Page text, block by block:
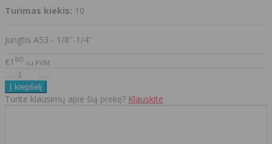
Turimas kiekis: 10
Jungtis A53 - 1/8''-1/4''
€1 80 su PVM
Turite klausimų apie šią prekę? Klauskite